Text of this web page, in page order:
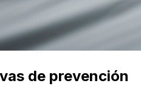
de prevención